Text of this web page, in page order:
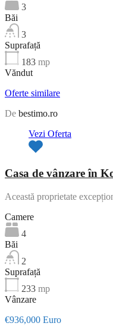
3
Băi
3
Suprafață
183 mp
Văndut
Oferte similare
De bestimo.ro
Vezi Oferta
Casa de vânzare în
Această proprietate
Camere
4
Băi
2
Suprafață
233 mp
Vânzare
€936,000 Euro